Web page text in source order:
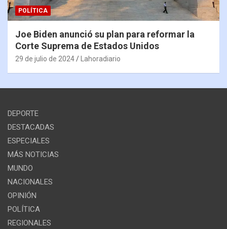
POLÍTICA
Joe Biden anunció su plan para reformar la
Corte Suprema de Estados Unidos
29 de julio de 2024 Lahoradiario
DEPORTE
DESTACADAS
ESPECIALES
MÁS NOTICIAS
MUNDO
NACIONALES
OPINIÓN
POLÍTICA
REGIONALES